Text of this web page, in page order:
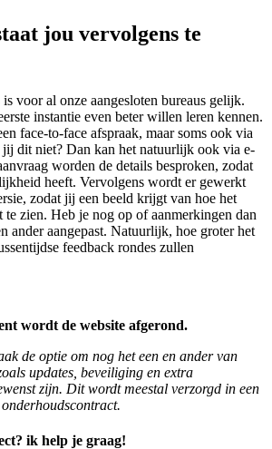
jou vervolgens te
voor al onze aangesloten bureaus gelijk.
instantie even beter willen leren kennen.
face-to-face afspraak, maar soms ook via
dit niet? Dan kan het natuurlijk ook via e-
worden de details besproken, zodat
heeft. Vervolgens wordt er gewerkt
zodat jij een beeld krijgt van hoe het
zien. Heb je nog op of aanmerkingen dan
ander aangepast. Natuurlijk, hoe groter het
feedback rondes zullen
wordt de website afgerond.
de optie om nog het een en ander van
updates, beveiliging en extra
zijn. Dit wordt meestal verzorgd in een
ik help je graag!